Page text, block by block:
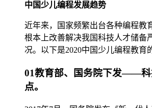
中国少儿编程发展趋势
近年来，国家频繁出台各种编程教
根本上改善解决我国科技人才储备
况。以下是2020中国少儿编程教育
01教育部、国务院下发——科
点。